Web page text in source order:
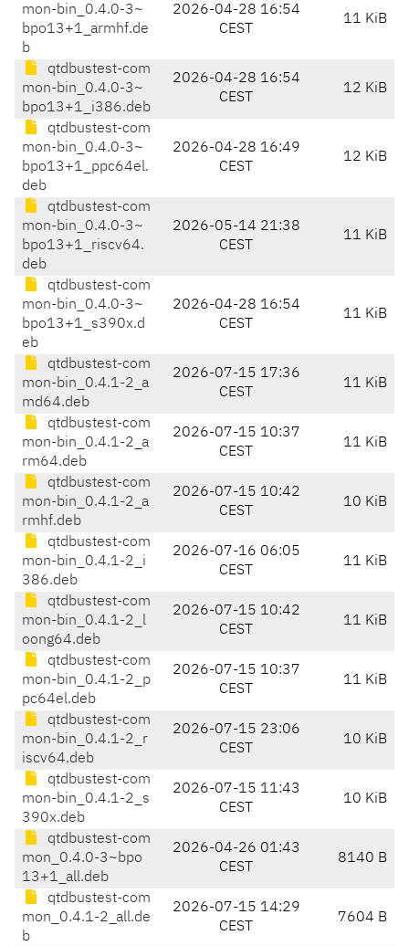
mon-bin_0.4.0-3~
bpo13+1_armhf.de
b
2026-04-28 16:54
CEST
11 KiB
qtdbustest-com
mon-bin_0.4.0-3~
bpo13+1_i386.deb
2026-04-28 16:54
CEST
12 KiB
qtdbustest-com
mon-bin_0.4.0-3~
bpo13+1_ppc64el.
deb
2026-04-28 16:49
CEST
12 KiB
qtdbustest-com
mon-bin_0.4.0-3~
bpo13+1_riscv64.
deb
2026-05-14 21:38
CEST
11 KiB
qtdbustest-com
mon-bin_0.4.0-3~
bpo13+1_s390x.d
eb
2026-04-28 16:54
CEST
11 KiB
qtdbustest-com
mon-bin_0.4.1-2_a
md64.deb
2026-07-15 17:36
CEST
11 KiB
qtdbustest-com
mon-bin_0.4.1-2_a
rm64.deb
2026-07-15 10:37
CEST
11 KiB
qtdbustest-com
mon-bin_0.4.1-2_a
rmhf.deb
2026-07-15 10:42
CEST
10 KiB
qtdbustest-com
mon-bin_0.4.1-2_i
386.deb
2026-07-16 06:05
CEST
11 KiB
qtdbustest-com
mon-bin_0.4.1-2_l
oong64.deb
2026-07-15 10:42
CEST
11 KiB
qtdbustest-com
mon-bin_0.4.1-2_p
pc64el.deb
2026-07-15 10:37
CEST
11 KiB
qtdbustest-com
mon-bin_0.4.1-2_r
iscv64.deb
2026-07-15 23:06
CEST
10 KiB
qtdbustest-com
mon-bin_0.4.1-2_s
390x.deb
2026-07-15 11:43
CEST
10 KiB
qtdbustest-com
mon_0.4.0-3~bpo
13+1_all.deb
2026-04-26 01:43
CEST
8140 B
qtdbustest-com
mon_0.4.1-2_all.de
b
2026-07-15 14:29
CEST
7604 B